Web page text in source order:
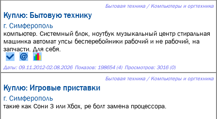
Бытовая техника / Компьютеры и оргтехника
Куплю: Бытовую технику
г. Симферополь
компьютер. Системный блок, ноутбук музыкальный центр стиральная
машинка автомат упсы бесперебойники рабочий и не рабочий, на
запчасти. Для себя.
Даты: 09.11.2012-02.08.2026 Показов: 198654 (4) Просмотров: 3016 (0)
Бытовая техника / Компьютеры и оргтехника
Куплю: Игровые приставки
г. Симферополь
такие как Сони 3 или Хбох, ре болт замена процессора.